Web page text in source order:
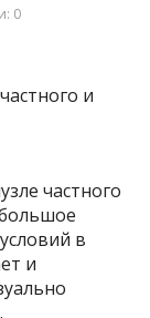
0
частного
в
и